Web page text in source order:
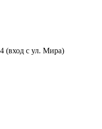
(вход с ул. Мира)